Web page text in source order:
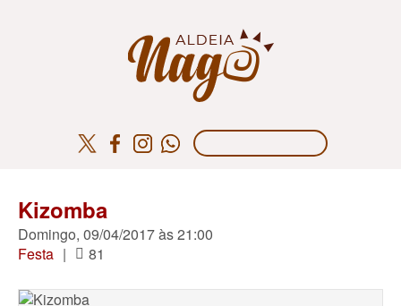
Kizomba
Domingo, 09/04/2017 às 21:00
Festa | 81